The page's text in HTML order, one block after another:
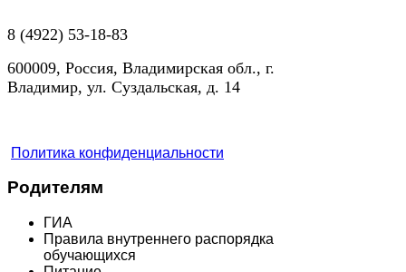
8 (4922) 53-18-83
600009, Россия, Владимирская обл., г.
Владимир, ул. Суздальская, д. 14
Политика конфиденциальности
Родителям
ГИА
Правила внутреннего распорядка
обучающихся